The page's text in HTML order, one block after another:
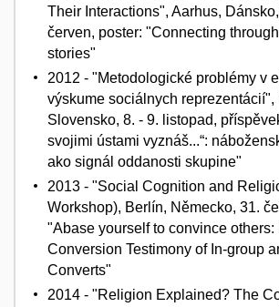
Their Interactions", Aarhus,
červen, poster: "Connecting
stories"
2012 - "Metodologické problémy v
výskume sociálnych reprezentácií",
Slovensko, 8. - 9. listopad,
svojimi ústami vyznáš...“:
ako signál oddanosti skupine"
2013 - "Social Cognition and
Workshop), Berlín, Německo, 31.
"Abase yourself to convince others:
Conversion Testimony of In-group
Converts"
2014 - "Religion Explained? The